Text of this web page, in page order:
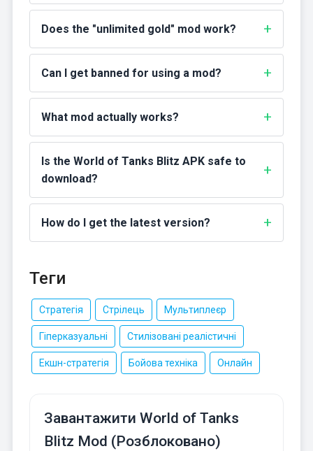
Does the "unlimited gold" mod work?
Can I get banned for using a mod?
What mod actually works?
Is the World of Tanks Blitz APK safe to
download?
How do I get the latest version?
Теги
Стратегія Стрілець Мультиплеєр
Гіперказуальні Стилізовані реалістичні
Екшн-стратегія Бойова техніка Онлайн
Завантажити World of Tanks
Blitz Mod (Розблоковано)